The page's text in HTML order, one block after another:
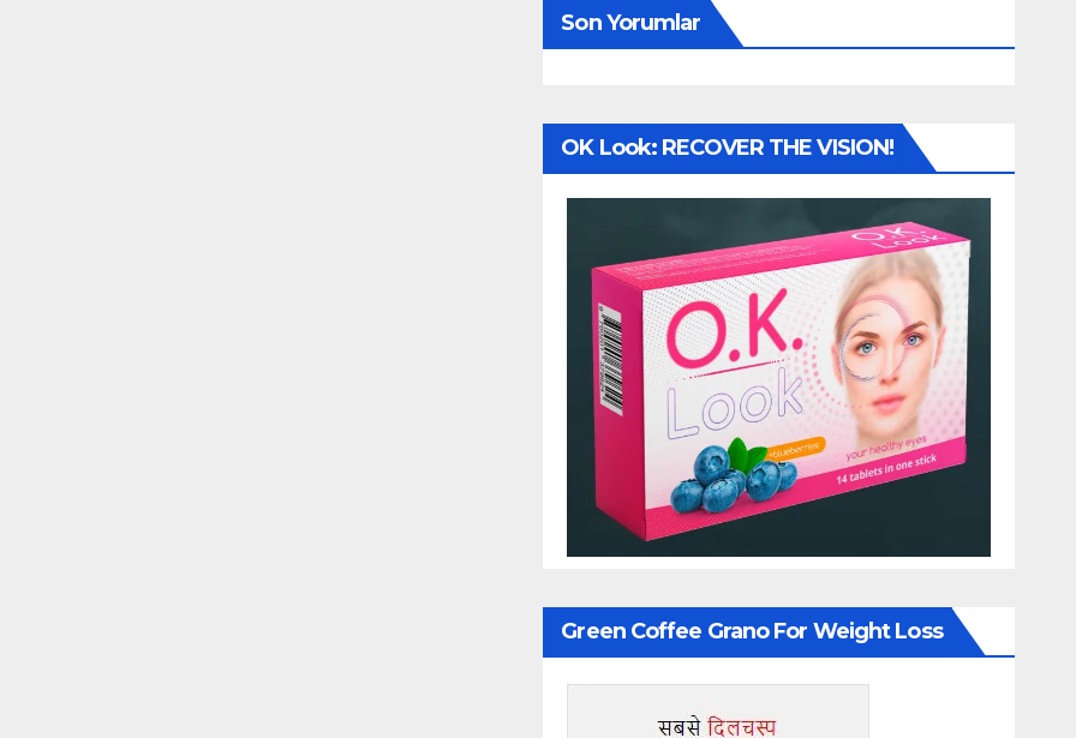
Son Yorumlar
OK Look: RECOVER THE VISION!
Green Coffee Grano For Weight Loss